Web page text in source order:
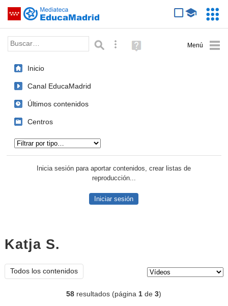
Saltar navegación
Palabra o frase: Búsqueda avanzada
Ayuda
(en
Inicio
Canal EducaMadrid
Últimos contenidos
Centros
Inicia sesión para aportar contenidos, crear listas de
reproducción...
Iniciar sesión
Katja S.
Todos los contenidos
58 resultados (página1 de3)